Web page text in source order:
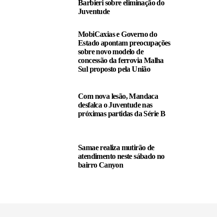
Barbieri sobre eliminação do
Juventude
MobiCaxias e Governo do
Estado apontam preocupações
sobre novo modelo de
concessão da ferrovia Malha
Sul proposto pela União
Com nova lesão, Mandaca
desfalca o Juventude nas
próximas partidas da Série B
Samae realiza mutirão de
atendimento neste sábado no
bairro Canyon